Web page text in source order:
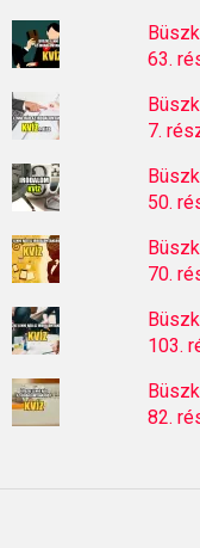
63.
7.
50.
70.
103.
82.